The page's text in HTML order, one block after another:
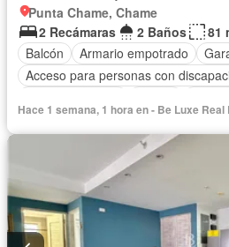
Punta Chame, Chame
2 Recámaras
2 Baños
81
Balcón
Armario empotrado
Acceso para personas con
Seguridad
Piscina Agua
Hace 1 semana, 1 hora en - Be Luxe Real